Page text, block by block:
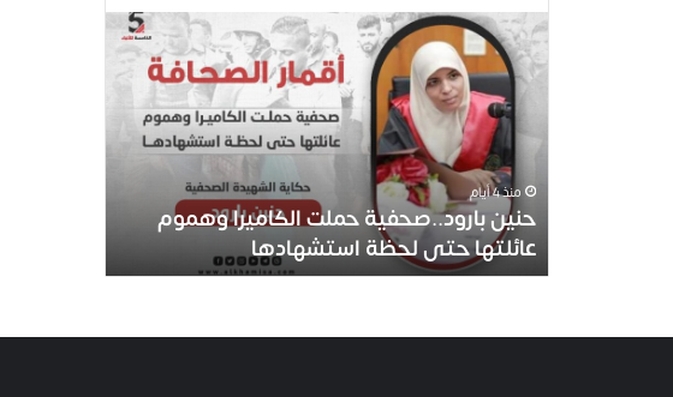
ح
ن
.
منذ 4 أيام
حنين بارود..صحفية حملت الكاميرا وهموم
عائلتها حتى لحظة استشهادها